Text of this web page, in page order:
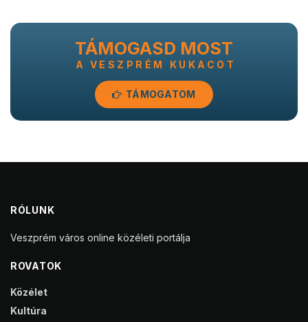
TÁMOGASD MOST
A VESZPRÉM KUKACOT
TÁMOGATOM
RÓLUNK
Veszprém város online közéleti portálja
ROVATOK
Közélet
Kultúra